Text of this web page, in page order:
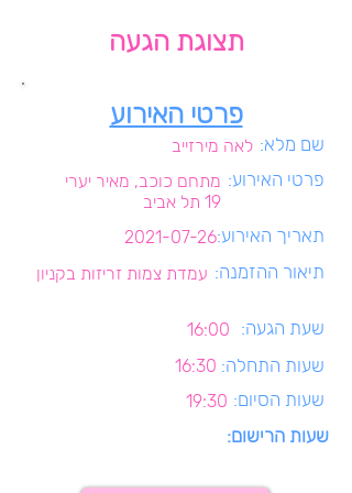
תצוגת הגעה
פרטי האירוע
לאה מירזייב שם מלא:
מתחם כוכב, מאיר יערי
19 תל אביב
פרטי האירוע:
2021-07-26תאריך האירוע:
עמדת צמות זריזות בקניון תיאור ההזמנה:
16:00 שעת הגעה:
16:30 שעות התחלה:
19:30 שעות הסיום:
שעות הרישום: